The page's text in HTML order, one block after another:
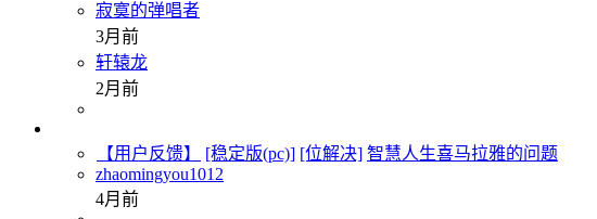
寂寞的弹唱者
3月前
轩辕龙
2月前
【用户反馈】 [稳定版(pc)] [位解决] 智慧人生喜马拉雅的问题
zhaomingyou1012
4月前